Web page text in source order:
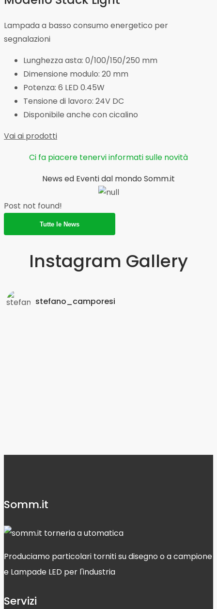
Lampada a basso consumo energetico per
segnalazioni
Lunghezza asta: 0/100/150/250 mm
Dimensione modulo: 20 mm
Potenza: 6 LED 0.45W
Tensione di lavoro: 24V DC
Disponibile anche con cicalino
Vai ai prodotti
Ci fa piacere tenervi informati sulle novità
News ed Eventi dal mondo Somm.it
Post not found!
Tutte le News
Instagram Gallery
stefano_camporesi
Somm.it
Produciamo particolari torniti su disegno o a campione
e Lampade LED per l'industria
Servizi